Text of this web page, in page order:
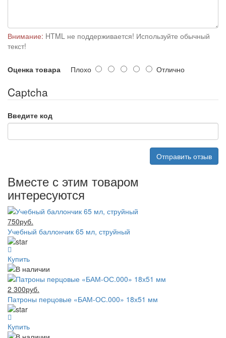
Внимание: HTML не поддерживается! Используйте обычный
текст!
Оценка товара Плохо Отлично
Captcha
Введите код
Отправить отзыв
Вместе с этим товаром
интересуются
750руб.
Учебный баллончик 65 мл, струйный
Купить
2 300руб.
Патроны перцовые «БАМ-ОС.000» 18х51 мм
Купить